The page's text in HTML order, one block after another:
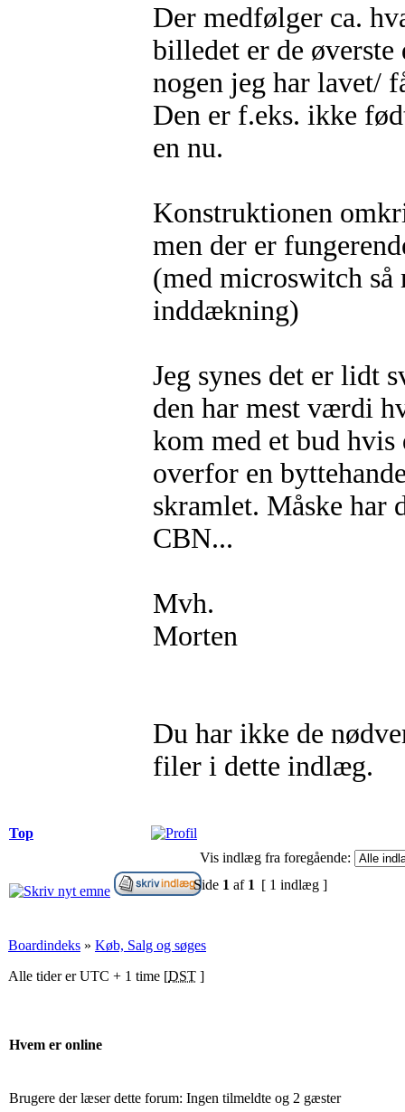
Der medfølger ca.
billedet er de øverste
nogen jeg har lavet/
Den er f.eks. ikke
en nu.
Konstruktionen
men der er
(med microswitch så
inddækning)
Jeg synes det er lidt
den har mest værdi
kom med et bud hvis
overfor en
skramlet. Måske har
CBN...
Mvh.
Morten
Du har ikke de
filer i dette indlæg.
Top
Vis indlæg fra foregående:
Side 1 af 1 [ 1 indlæg ]
Boardindeks » Køb, Salg og søges
Alle tider er UTC + 1 time [DST ]
Hvem er online
Brugere der læser dette forum: Ingen tilmeldte og 2 gæster